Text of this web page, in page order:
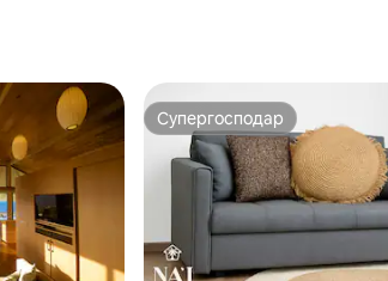
Супергосподар
Супергосподар